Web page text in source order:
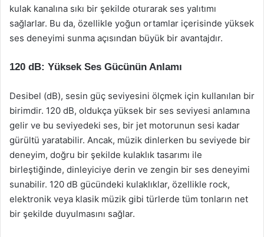
kulak kanalına sıkı bir şekilde oturarak ses yalıtımı
sağlarlar. Bu da, özellikle yoğun ortamlar içerisinde yüksek
ses deneyimi sunma açısından büyük bir avantajdır.
120 dB: Yüksek Ses Gücünün Anlamı
Desibel (dB), sesin güç seviyesini ölçmek için kullanılan bir
birimdir. 120 dB, oldukça yüksek bir ses seviyesi anlamına
gelir ve bu seviyedeki ses, bir jet motorunun sesi kadar
gürültü yaratabilir. Ancak, müzik dinlerken bu seviyede bir
deneyim, doğru bir şekilde kulaklık tasarımı ile
birleştiğinde, dinleyiciye derin ve zengin bir ses deneyimi
sunabilir. 120 dB gücündeki kulaklıklar, özellikle rock,
elektronik veya klasik müzik gibi türlerde tüm tonların net
bir şekilde duyulmasını sağlar.